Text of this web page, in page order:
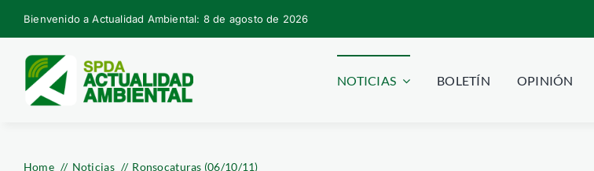
Skip
to
content
Bienvenido a Actualidad Ambiental: 8 de agosto de 2026
NOTICIAS BOLETÍN OPINIÓN
Home Noticias Ronsocaturas (06/10/11)